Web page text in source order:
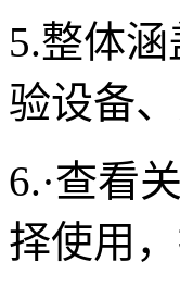
5.整体
验设备
6.·查看
择使用